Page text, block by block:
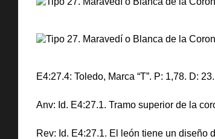
E4:27.4: Toledo, Marca “T”. P: 1,78. D:
Anv: Id. E4:27.1. Tramo superior de la
Rev: Id. E4:27.1. El león tiene un diseño